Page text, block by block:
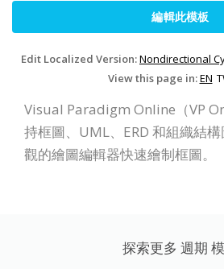
編輯此模板
Edit Localized Version:Nondirectional
View this page in:EN
Visual Paradigm Online（VP
持框圖、UML、ERD 和組織結
觀的繪圖編輯器快速繪制框圖。
探索更多 週期